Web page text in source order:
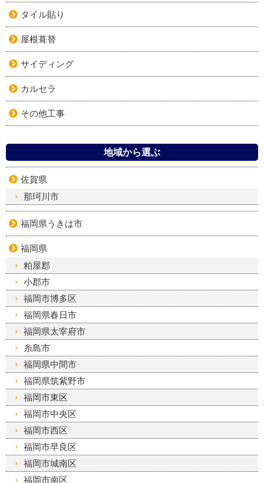
タイル貼り
屋根葺替
サイディング
カルセラ
その他工事
地域から選ぶ
佐賀県
那珂川市
福岡県うきは市
福岡県
粕屋郡
小郡市
福岡市博多区
福岡県春日市
福岡県太宰府市
糸島市
福岡県中間市
福岡県筑紫野市
福岡市東区
福岡市中央区
福岡市西区
福岡市早良区
福岡市城南区
福岡市南区